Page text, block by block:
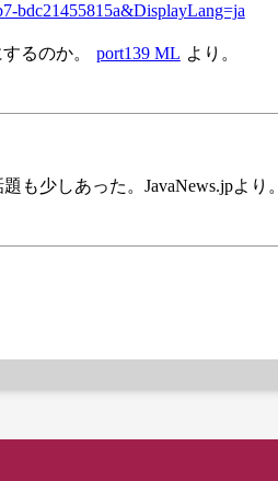
bdc21455815a&DisplayLang=ja
るのか。 port139 ML より。
少しあった。JavaNews.jpより。